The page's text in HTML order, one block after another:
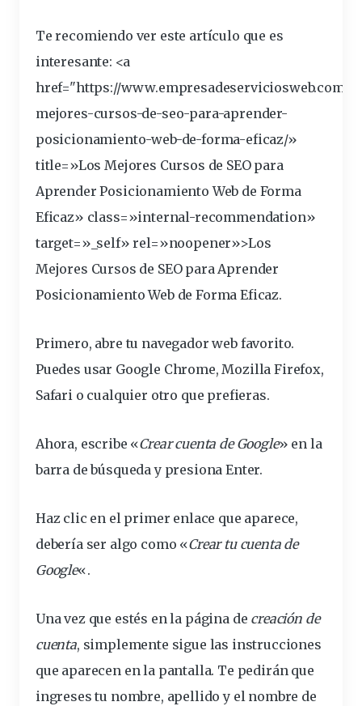
Te recomiendo ver este artículo que es
interesante: <a
href="https://www.empresadeserviciosweb.com/
mejores-cursos-de-seo-para-aprender-
posicionamiento-web-de-forma-eficaz/»
title=»Los Mejores Cursos de SEO para
Aprender Posicionamiento Web de Forma
Eficaz» class=»internal-recommendation»
target=»_self» rel=»noopener»>Los
Mejores Cursos de SEO para Aprender
Posicionamiento Web de Forma Eficaz.
Primero, abre tu navegador web favorito.
Puedes usar Google Chrome, Mozilla Firefox,
Safari o cualquier otro que prefieras.
Ahora, escribe «Crear cuenta de Google» en la
barra de búsqueda y presiona Enter.
Haz clic en el primer enlace que aparece,
debería ser algo como «Crear tu cuenta de
Google«.
Una vez que estés en la página de creación de
cuenta, simplemente sigue las instrucciones
que aparecen en la pantalla. Te pediránque
ingreses tu nombre, apellido y el nombre de